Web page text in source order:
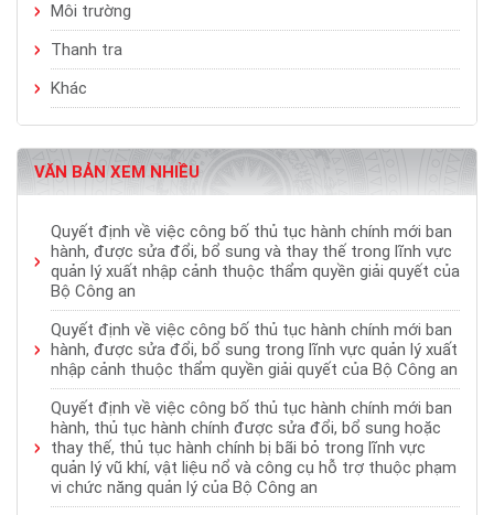
Môi trường
Thanh tra
Khác
VĂN BẢN XEM NHIỀU
Quyết định về việc công bố thủ tục hành chính mới ban
hành, được sửa đổi, bổ sung và thay thế trong lĩnh vực
quản lý xuất nhập cảnh thuộc thẩm quyền giải quyết của
Bộ Công an
Quyết định về việc công bố thủ tục hành chính mới ban
hành, được sửa đổi, bổ sung trong lĩnh vực quản lý xuất
nhập cảnh thuộc thẩm quyền giải quyết của Bộ Công an
Quyết định về việc công bố thủ tục hành chính mới ban
hành, thủ tục hành chính được sửa đổi, bổ sung hoặc
thay thế, thủ tục hành chính bị bãi bỏ trong lĩnh vực
quản lý vũ khí, vật liệu nổ và công cụ hỗ trợ thuộc phạm
vi chức năng quản lý của Bộ Công an